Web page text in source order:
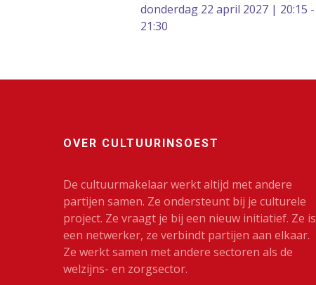
donderdag 22 april 2027 | 20:15 -
21:30
OVER CULTUURINSOEST
De cultuurmakelaar werkt altijd met andere
partijen samen. Ze ondersteunt bij je culturele
project. Ze vraagt je bij een nieuw initiatief. Ze is
een netwerker, ze verbindt partijen aan elkaar.
Ze werkt samen met andere sectoren als de
welzijns- en zorgsector.